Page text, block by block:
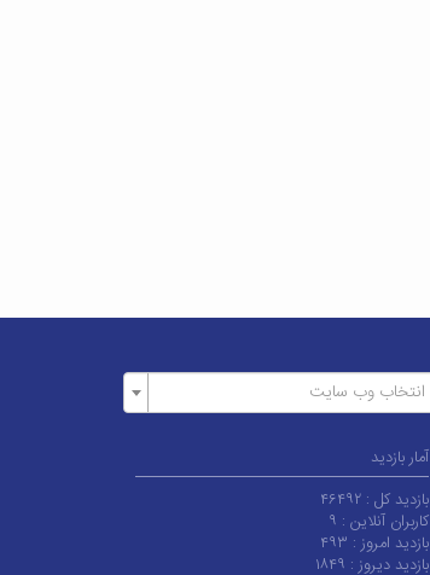
انتخاب وب سایت
آمار بازدید
بازدید کل :۴۶۴۹۲
کاربران آنلاین : ۹
بازدید امروز : ۴۹۳
بازدید دیروز : ۱۸۴۹